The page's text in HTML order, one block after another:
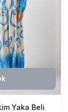
Yaka Beli